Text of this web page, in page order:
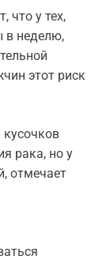
что у тех,
в неделю,
этот риск
кусочков
рака, но у
отмечает